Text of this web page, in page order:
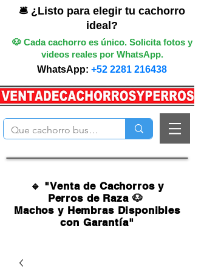
🛎️ ¿Listo para elegir tu cachorro
ideal?
🐶 Cada cachorro es único. Solicita fotos y
videos reales por WhatsApp.
WhatsApp: +52 2281 216438
🔹 "Venta de Cachorros y
Perros de Raza 🐶
Machos y Hembras Disponibles
con Garantía"